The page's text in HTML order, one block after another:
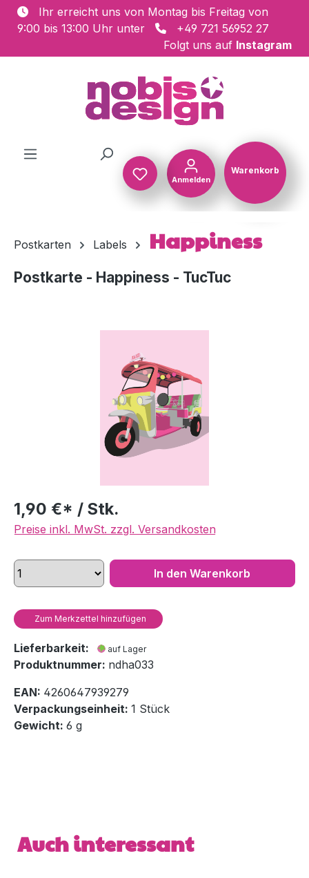
Zum Hauptinhalt springen
Ihr erreicht uns von Montag bis Freitag von
9:00 bis 13:00 Uhr unter
+49 721 56952 27
Folgt uns auf Instagram
Anmelden
Warenkorb
Postkarten Labels Happiness
Postkarte - Happiness - TucTuc
1,90 €* / Stk.
Preise inkl. MwSt. zzgl. Versandkosten
In den Warenkorb
Zum Merkzettel hinzufügen
Lieferbarkeit: auf Lager
Produktnummer: ndha033
EAN: 4260647939279
Verpackungseinheit: 1 Stück
Gewicht: 6 g
Produktgalerie überspringen
Auch interessant